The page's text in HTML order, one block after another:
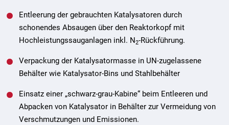
Entleerung der gebrauchten Katalysatoren durch
schonendes Absaugen über den Reaktorkopf mit
Hochleistungssauganlagen inkl. N2-Rückführung.
Verpackung der Katalysatormasse in UN-zugelassene
Behälter wie Katalysator-Bins und Stahlbehälter
Einsatz einer „schwarz-grau-Kabine“ beim Entleeren und
Abpacken von Katalysator in Behälter zur Vermeidung von
Verschmutzungen und Emissionen.